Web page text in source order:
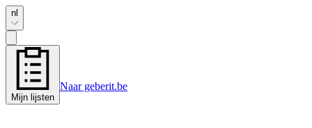
nl
Mijn lijsten
Naar geberit.be